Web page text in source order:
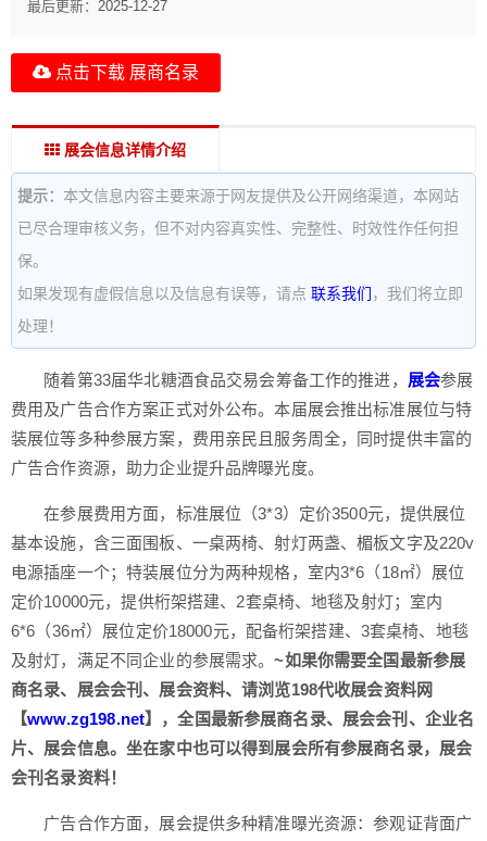
最后更新： 2025-12-27
点击下载 展商名录
展会信息详情介绍
提示： 本文信息内容主要来源于网友提供及公开网络渠道，本网站
已尽合理审核义务，但不对内容真实性、完整性、时效性作任何担
保。
如果发现有虚假信息以及信息有误等，请点 联系我们 ，我们将立即
处理！
随着第33届华北糖酒食品交易会筹备工作的推进， 展会参展
费用及广告合作方案正式对外公布。本届展会推出标准展位与特
装展位等多种参展方案，费用亲民且服务周全，同时提供丰富的
广告合作资源，助力企业提升品牌曝光度。
在参展费用方面，标准展位（3*3）定价3500元，提供展位
基本设施，含三面围板、一桌两椅、射灯两盏、楣板文字及220v
电源插座一个；特装展位分为两种规格，室内3*6（18㎡）展位
定价10000元，提供桁架搭建、2套桌椅、地毯及射灯；室内
6*6（36㎡）展位定价18000元，配备桁架搭建、3套桌椅、地毯
及射灯，满足不同企业的参展需求。~如果你需要全国最新参展
商名录、展会会刊、展会资料、请浏览198代收展会资料网
【www.zg198.net】，全国最新参展商名录、展会会刊、企业名
片、展会信息。坐在家中也可以得到展会所有参展商名录，展会
会刊名录资料！
广告合作方面，展会提供多种精准曝光资源：参观证背面广